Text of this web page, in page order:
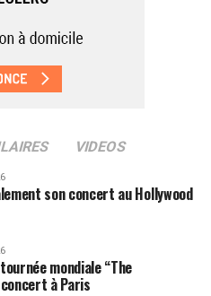
VIDEOS
son concert au Hollywood
mondiale “The
à Paris